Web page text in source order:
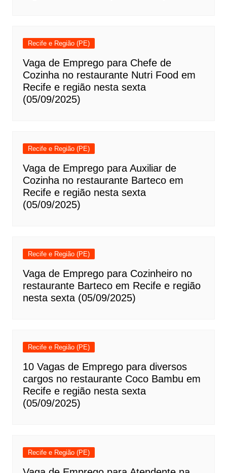
Recife e Região (PE)
Vaga de Emprego para Chefe de
Cozinha no restaurante Nutri Food em
Recife e região nesta sexta
(05/09/2025)
Recife e Região (PE)
Vaga de Emprego para Auxiliar de
Cozinha no restaurante Barteco em
Recife e região nesta sexta
(05/09/2025)
Recife e Região (PE)
Vaga de Emprego para Cozinheiro no
restaurante Barteco em Recife e região
nesta sexta (05/09/2025)
Recife e Região (PE)
10 Vagas de Emprego para diversos
cargos no restaurante Coco Bambu em
Recife e região nesta sexta
(05/09/2025)
Recife e Região (PE)